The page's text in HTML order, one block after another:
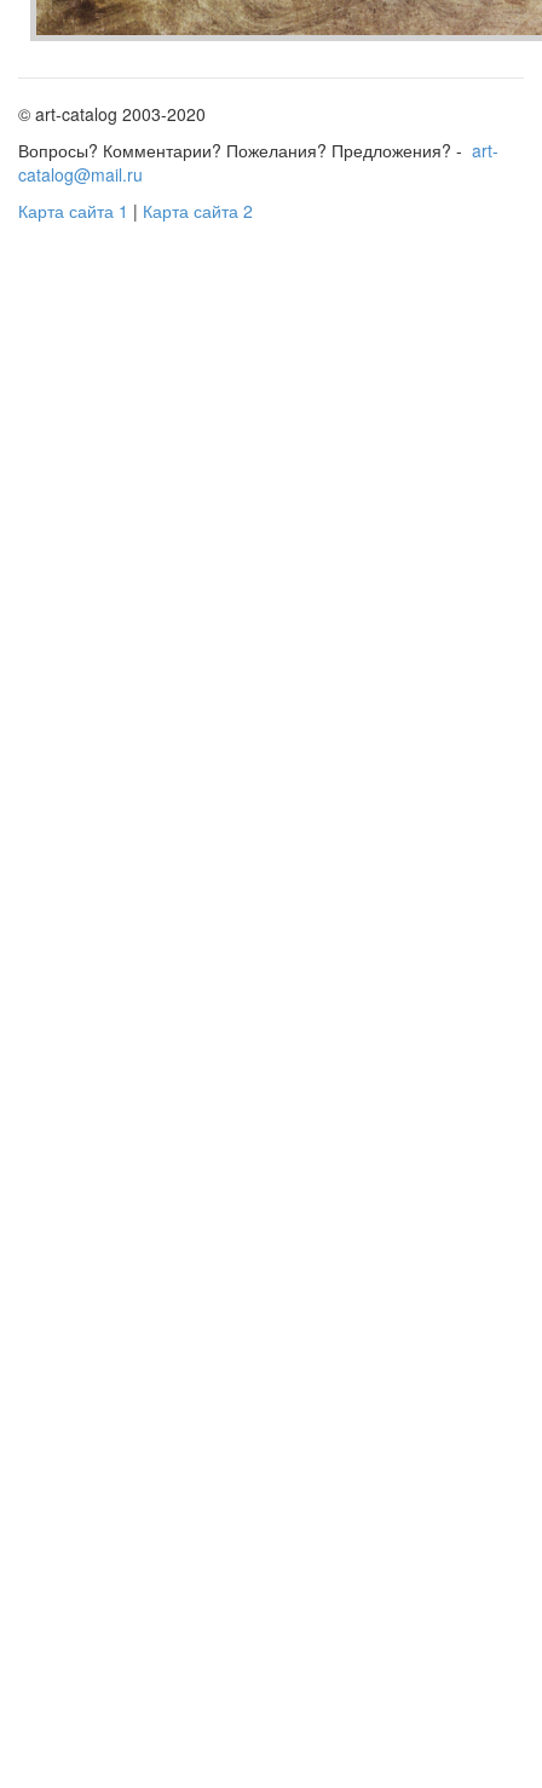
© art-catalog 2003-2020
Вопросы? Комментарии? Пожелания? Предложения? - art-
catalog@mail.ru
Карта сайта 1 | Карта сайта 2